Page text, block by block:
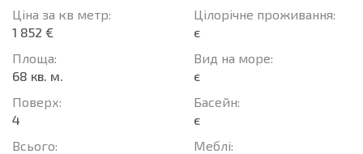
Ціна за кв метр:
1 852 €
Площа:
68 кв. м.
Поверх:
4
Всього:
Цілорічне проживання:
є
Вид на море:
є
Баcейн:
є
Меблі: